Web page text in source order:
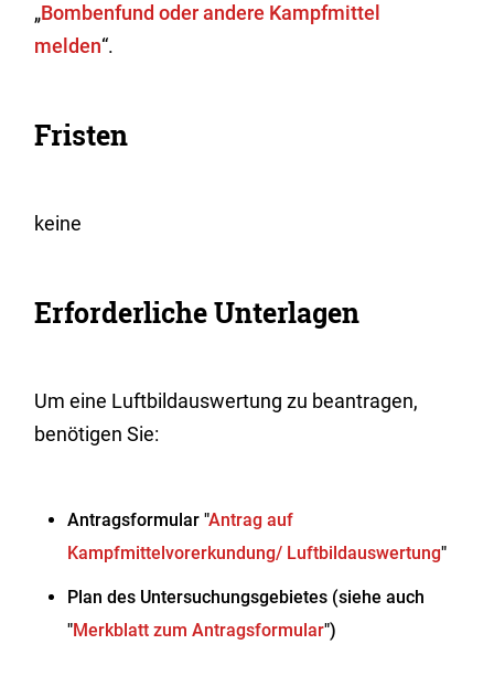
„Bombenfund oder andere Kampfmittel
melden“.
Fristen
keine
Erforderliche Unterlagen
Um eine Luftbildauswertung zu beantragen,
benötigen Sie:
Antragsformular "Antrag auf
Kampfmittelvorerkundung/ Luftbildauswertung"
Plan des Untersuchungsgebietes (siehe auch
"Merkblatt zum Antragsformular")